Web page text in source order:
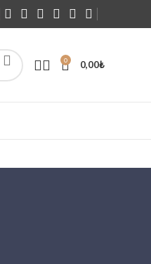
0 0,00₺